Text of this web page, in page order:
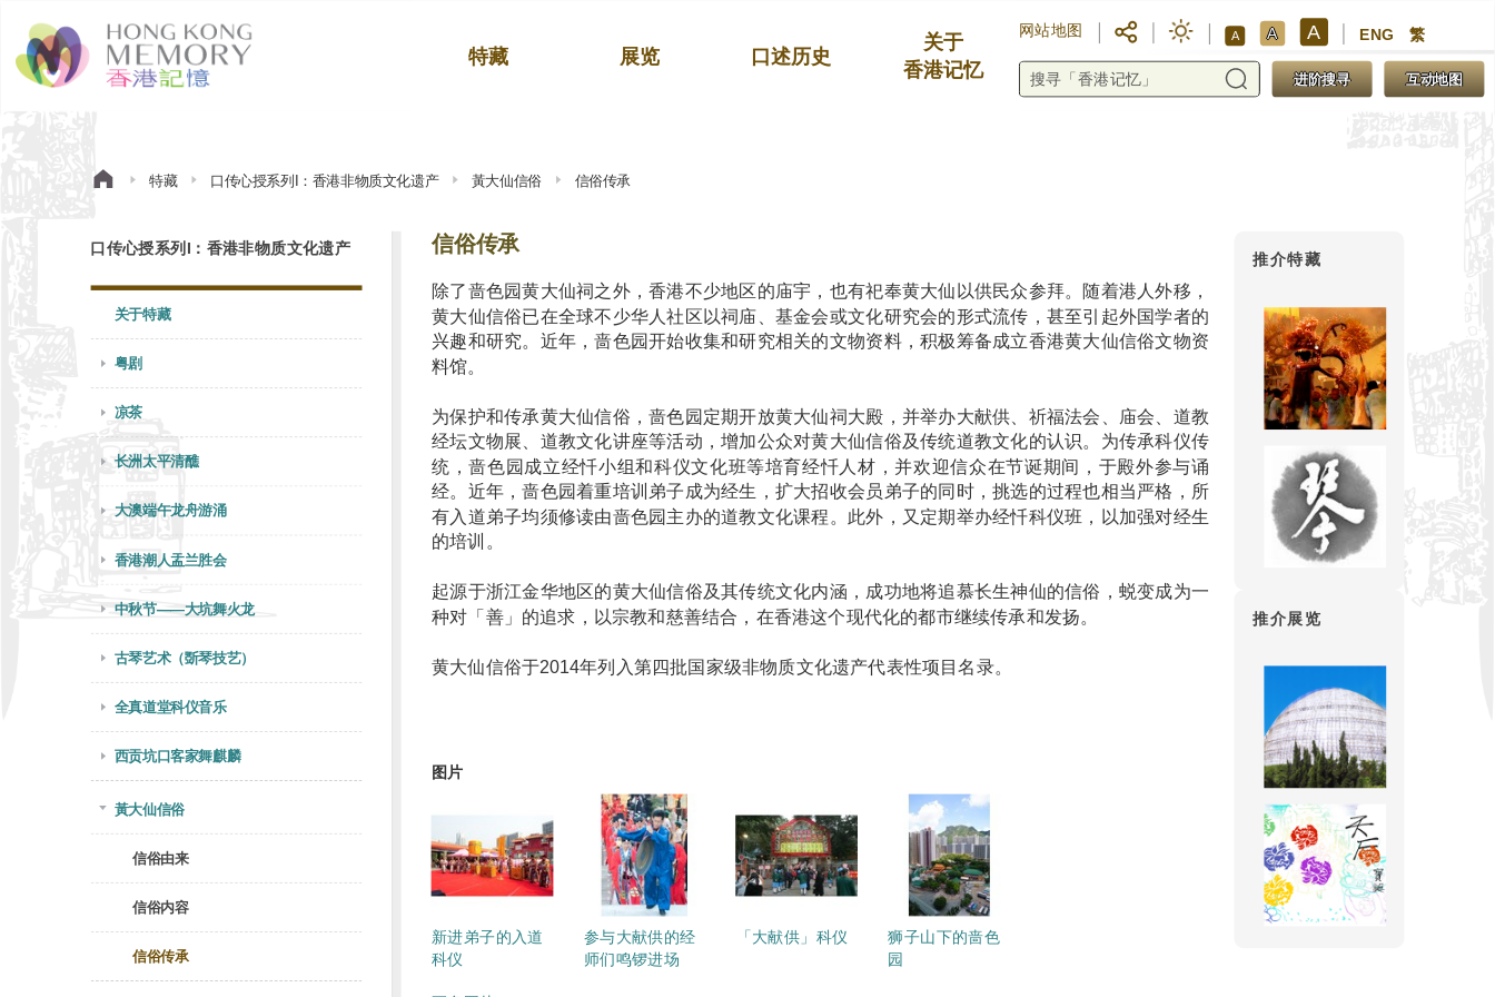
特藏 展览 口述历史
关于
香港记忆
网站地图 A A A ENG 繁
进阶搜寻 互动地图
特藏 口传心授系列I：香港非物质文化遗产 黃大仙信俗 信俗传承
口传心授系列I：香港非物质文化遗产
关于特藏
粤剧
凉茶
长洲太平清醮
大澳端午龙舟游涌
香港潮人盂兰胜会
中秋节——大坑舞火龙
古琴艺术（斲琴技艺）
全真道堂科仪音乐
西贡坑口客家舞麒麟
黃大仙信俗
信俗由来
信俗内容
信俗传承
信俗传承
除了啬色园黄大仙祠之外，香港不少地区的庙宇，也有祀奉黄大仙以供民众参拜。随着港人外移，
黄大仙信俗已在全球不少华人社区以祠庙、基金会或文化研究会的形式流传，甚至引起外国学者的
兴趣和研究。近年，啬色园开始收集和研究相关的文物资料，积极筹备成立香港黄大仙信俗文物资
料馆。
为保护和传承黄大仙信俗，啬色园定期开放黄大仙祠大殿，并举办大献供、祈福法会、庙会、道教
经坛文物展、道教文化讲座等活动，增加公众对黄大仙信俗及传统道教文化的认识。为传承科仪传
统，啬色园成立经忏小组和科仪文化班等培育经忏人材，并欢迎信众在节诞期间，于殿外参与诵
经。近年，啬色园着重培训弟子成为经生，扩大招收会员弟子的同时，挑选的过程也相当严格，所
有入道弟子均须修读由啬色园主办的道教文化课程。此外，又定期举办经忏科仪班，以加强对经生
的培训。
起源于浙江金华地区的黄大仙信俗及其传统文化内涵，成功地将追慕长生神仙的信俗，蜕变成为一
种对「善」的追求，以宗教和慈善结合，在香港这个现代化的都市继续传承和发扬。
黄大仙信俗于2014年列入第四批国家级非物质文化遗产代表性项目名录。
图片
新进弟子的入道
科仪
参与大献供的经
师们鸣锣进场
「大献供」科仪
狮子山下的啬色
园
推介特藏
推介展览